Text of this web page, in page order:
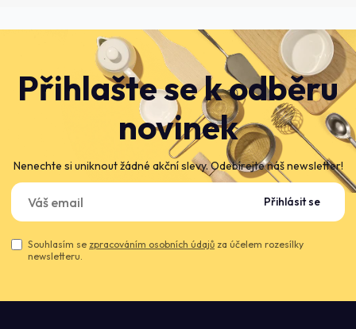
Přihlašte se k odběru
novinek
Nenechte si uniknout žádné akční slevy. Odebírejte náš newsletter!
Přihlásit se
Souhlasím se zpracováním osobních údajů za účelem rozesílky
newsletteru.